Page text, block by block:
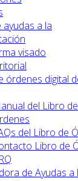
ayudas a la
visado
órdenes digital
del Libro de
del Libro de
Libro de
de Ayudas a